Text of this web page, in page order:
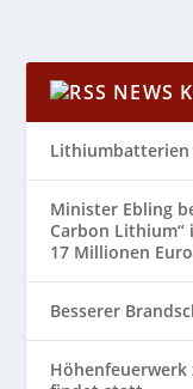
NEWS
Lithiumbatterien
Minister Ebling
Carbon
17 Millionen Euro
Besserer
Höhenfeuerwerk